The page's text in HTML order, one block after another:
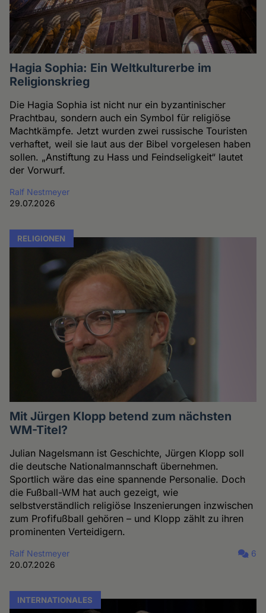
Hagia Sophia: Ein Weltkulturerbe im
Religionskrieg
Die Hagia Sophia ist nicht nur ein byzantinischer
Prachtbau, sondern auch ein Symbol für religiöse
Machtkämpfe. Jetzt wurden zwei russische Touristen
verhaftet, weil sie laut aus der Bibel vorgelesen haben
sollen. „Anstiftung zu Hass und Feindseligkeit“ lautet
der Vorwurf.
Ralf Nestmeyer
29.07.2026
RELIGIONEN
Mit Jürgen Klopp betend zum nächsten
WM-Titel?
Julian Nagelsmann ist Geschichte, Jürgen Klopp soll
die deutsche Nationalmannschaft übernehmen.
Sportlich wäre das eine spannende Personalie. Doch
die Fußball-WM hat auch gezeigt, wie
selbstverständlich religiöse Inszenierungen inzwischen
zum Profifußball gehören – und Klopp zählt zu ihren
prominenten Verteidigern.
Ralf Nestmeyer
20.07.2026
6
INTERNATIONALES